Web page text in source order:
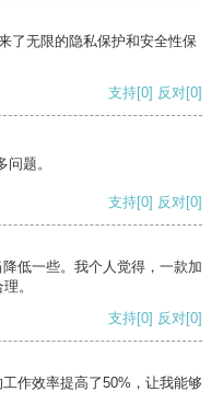
了无限的隐私保护和安全性保
支持[0] 反对[0]
题。
支持[0] 反对[0]
低一些。我个人觉得，一款加
。
支持[0] 反对[0]
作效率提高了50%，让我能够